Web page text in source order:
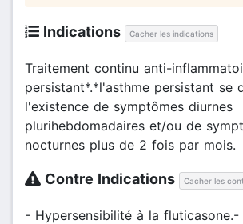
Indications Cacher les indications
Traitement continu anti-
persistant*.*l'asthme persistant se
l'existence de symptômes diurnes
plurihebdomadaires et/ou de
nocturnes plus de 2 fois par mois.
Contre Indications Cacher les
- Hypersensibilité à la fluticasone.-